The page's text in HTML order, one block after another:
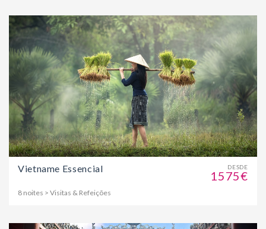
DESDE
1575€
Vietname Essencial
8 noites > Visitas & Refeições